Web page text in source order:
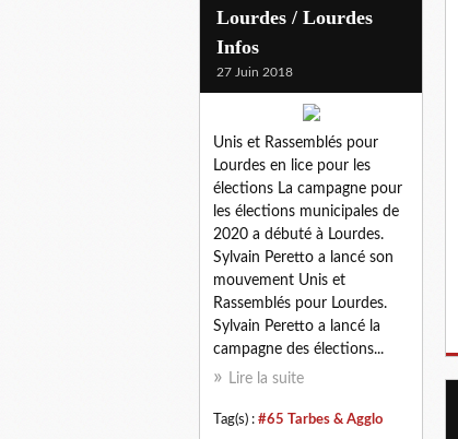
Lourdes / Lourdes
Infos
27 Juin 2018
Unis et Rassemblés pour
Lourdes en lice pour les
élections La campagne pour
les élections municipales de
2020 a débuté à Lourdes.
Sylvain Peretto a lancé son
mouvement Unis et
Rassemblés pour Lourdes.
Sylvain Peretto a lancé la
campagne des élections...
Lire la suite
Tag(s) : #65 Tarbes & Agglo